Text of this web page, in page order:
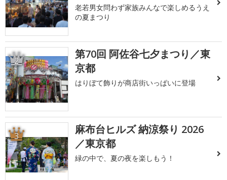
老若男女問わず家族みんなで楽しめるうえ
の夏まつり
2
第70回 阿佐谷七夕まつり／東
京都
はりぼて飾りが商店街いっぱいに登場
3
麻布台ヒルズ 納涼祭り 2026
／東京都
緑の中で、夏の夜を楽しもう！